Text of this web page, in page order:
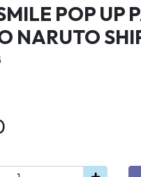
POP UP
NARUTO